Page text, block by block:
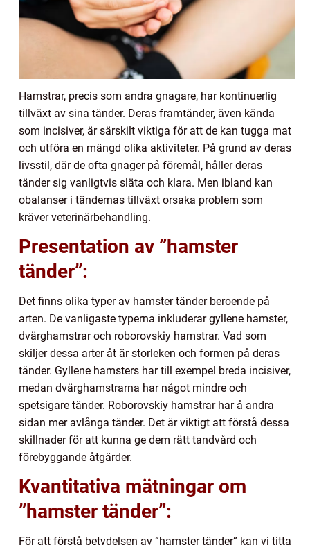
Hamstrar, precis som andra gnagare, har kontinuerlig
tillväxt av sina tänder. Deras framtänder, även kända
som incisiver, är särskilt viktiga för att de kan tugga mat
och utföra en mängd olika aktiviteter. På grund av deras
livsstil, där de ofta gnager på föremål, håller deras
tänder sig vanligtvis släta och klara. Men ibland kan
obalanser i tändernas tillväxt orsaka problem som
kräver veterinärbehandling.
Presentation av ”hamster
tänder”:
Det finns olika typer av hamster tänder beroende på
arten. De vanligaste typerna inkluderar gyllene hamster,
dvärghamstrar och roborovskiy hamstrar. Vad som
skiljer dessa arter åt är storleken och formen på deras
tänder. Gyllene hamsters har till exempel breda incisiver,
medan dvärghamstrarna har något mindre och
spetsigare tänder. Roborovskiy hamstrar har å andra
sidan mer avlånga tänder. Det är viktigt att förstå dessa
skillnader för att kunna ge dem rätt tandvård och
förebyggande åtgärder.
Kvantitativa mätningar om
”hamster tänder”:
För att förstå betydelsen av ”hamster tänder” kan vi titta